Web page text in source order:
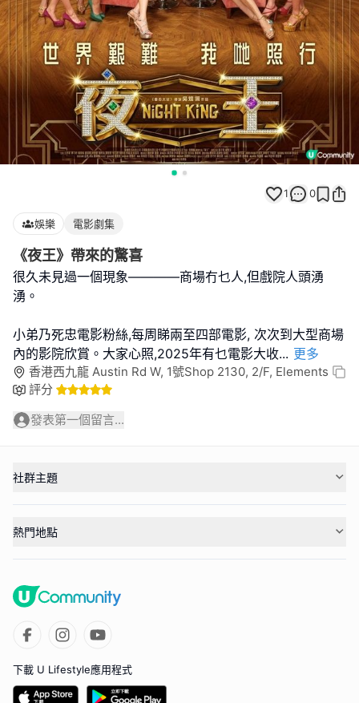
1 0
娛樂 電影劇集
《夜王》帶來的驚喜
很久未見過一個現象————商場冇乜人,但戲院人頭湧
湧。
小弟乃死忠電影粉絲,每周睇兩至四部電影, 次次到大型商場
內的影院欣賞。大家心照,2025年有乜電影大收... 更多
香港西九龍 Austin Rd W, 1號Shop 2130, 2/F, Elements
評分
發表第一個留言...
社群主題
熱門地點
下載 U Lifestyle應用程式